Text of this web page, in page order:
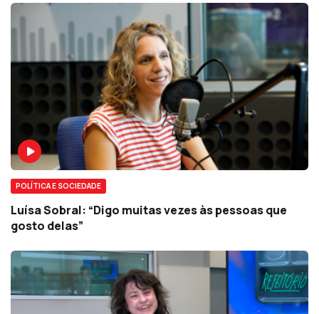
POLÍTICA E SOCIEDADE
Luísa Sobral: “Digo muitas vezes às pessoas que
gosto delas”